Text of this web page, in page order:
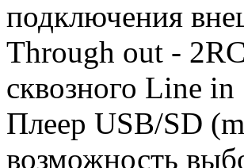
подключения
Through out -
сквозного Line in
Плеер USB/SD
возможность